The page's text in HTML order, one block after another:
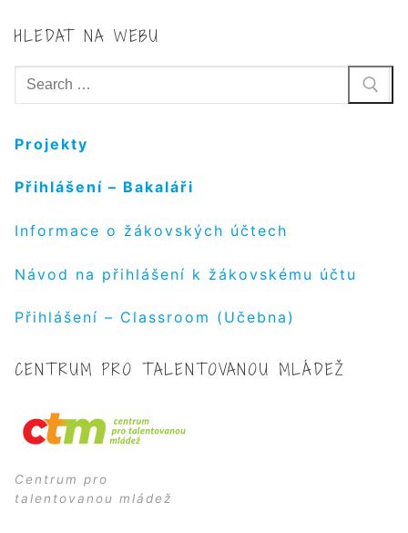
HLEDAT NA WEBU
Hledat:
Projekty
Přihlášení – Bakaláři
Informace o žákovských účtech
Návod na přihlášení k žákovskému účtu
Přihlášení – Classroom (Učebna)
CENTRUM PRO TALENTOVANOU MLÁDEŽ
Centrum pro
talentovanou mládež